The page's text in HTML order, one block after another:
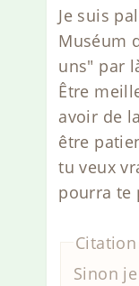
Je suis
Muséum
uns" par
Être
avoir de
être
tu veux
pourra te
Sinon